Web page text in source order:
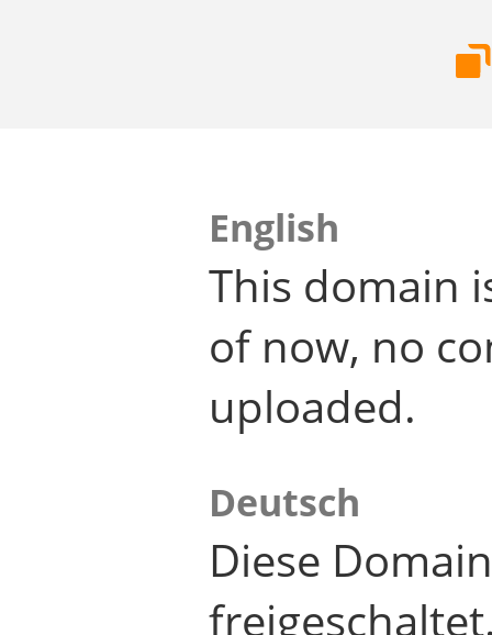
English
This domain
of now, no
uploaded.
Deutsch
Diese